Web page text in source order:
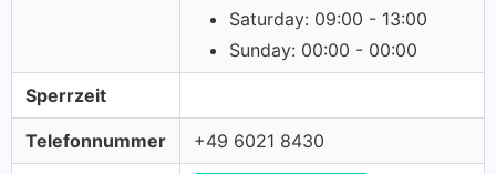
Saturday: 09:00 - 13:00
Sunday: 00:00 - 00:00
Sperrzeit
Telefonnummer +49 6021 8430